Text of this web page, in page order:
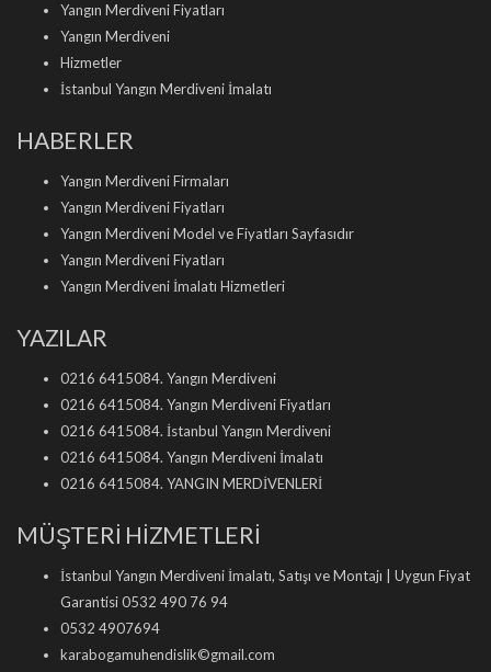
Yangın Merdiveni Fiyatları
Yangın Merdiveni
Hizmetler
İstanbul Yangın Merdiveni İmalatı
HABERLER
Yangın Merdiveni Firmaları
Yangın Merdiveni Fiyatları
Yangın Merdiveni Model ve Fiyatları Sayfasıdır
Yangın Merdiveni Fiyatları
Yangın Merdiveni İmalatı Hizmetleri
YAZILAR
0216 6415084. Yangın Merdiveni
0216 6415084. Yangın Merdiveni Fiyatları
0216 6415084. İstanbul Yangın Merdiveni
0216 6415084. Yangın Merdiveni İmalatı
0216 6415084. YANGIN MERDİVENLERİ
MÜŞTERİ HİZMETLERİ
İstanbul Yangın Merdiveni İmalatı, Satışı ve Montajı | Uygun Fiyat
Garantisi 0532 490 76 94
0532 4907694
karabogamuhendislik©gmail.com